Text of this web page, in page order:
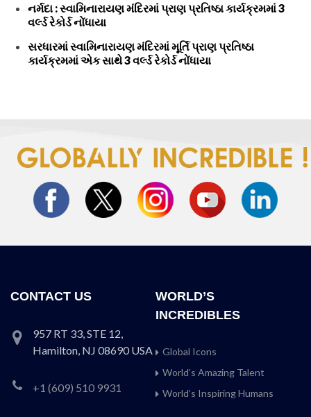
નર્મદા : સ્વામિનારાયણ મંદિરમાં પ્રાણ પ્રતિષ્ઠા કાર્યક્રમમાં 3
વર્લ્ડ રેકોર્ડ નોંધાયા
સરધારમાં સ્વામિનારાયણ મંદિરમાં મૂર્તિ પ્રાણ પ્રતિષ્ઠા
કાર્યક્રમમાં એક સાથે 3 વર્લ્ડ રેકોર્ડ નોંધાયા
CONTACT US
957 RT 33, STE 12,
Hamilton, NJ 08690 USA
+1 (609) 510 9931
WORLD’S
INCREDIBLES
Global Icons
World’s Amazing Talent
World’s Inspiring Humans